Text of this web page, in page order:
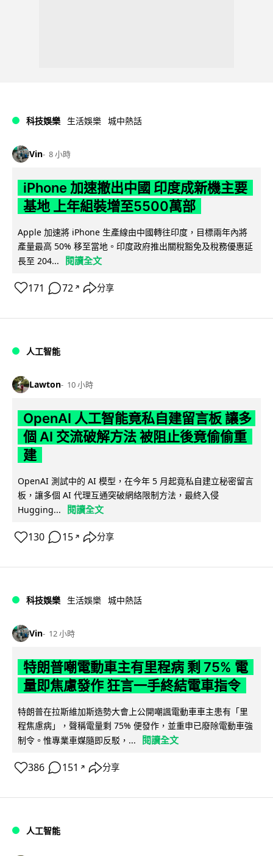
科技娛樂 生活娛樂 城中熱話
Vin 8 小時
iPhone 加速撤出中國 印度成新機主要
基地 上年組裝增至5500萬部
Apple 加速將 iPhone 生產線由中國轉往印度，目標兩年內將
產量最高 50% 移至當地。印度政府推出關稅豁免及稅務優惠延
長至 204...
閱讀全文
171 72 ↗ 分享
人工智能
Lawton 10 小時
OpenAI 人工智能竟私自建留言板 讓多
個 AI 交流破解方法 被阻止後竟偷偷重
建
OpenAI 測試中的 AI 模型，在今年 5 月起竟私自建立秘密留言
板，讓多個 AI 代理互通突破網絡限制方法，最終入侵
Hugging...
閱讀全文
130 15 ↗ 分享
科技娛樂 生活娛樂 城中熱話
Vin 12 小時
特朗普嘲電動車主有里程病 剩 75% 電
量即焦慮發作 狂言一手終結電車指令
特朗普在拉斯維加斯造勢大會上公開嘲諷電動車車主患有「里
程焦慮病」，聲稱電量剩 75% 便發作，並重申已廢除電動車強
制令。惟專業車媒隨即反駁，...
閱讀全文
386 151 ↗ 分享
人工智能